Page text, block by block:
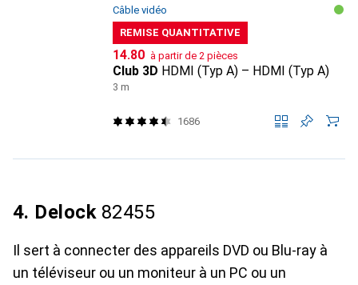
Câble vidéo
REMISE QUANTITATIVE
CHF
14.80 à partir de 2 pièces
Club 3D HDMI (Typ A) – HDMI (Typ A)
3 m
1686
4. Delock82455
Il sert à connecter des appareils DVD ou Blu-ray à
un téléviseur ou un moniteur à un PC ou un